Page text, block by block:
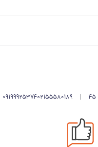
|
02155580189
09199925374